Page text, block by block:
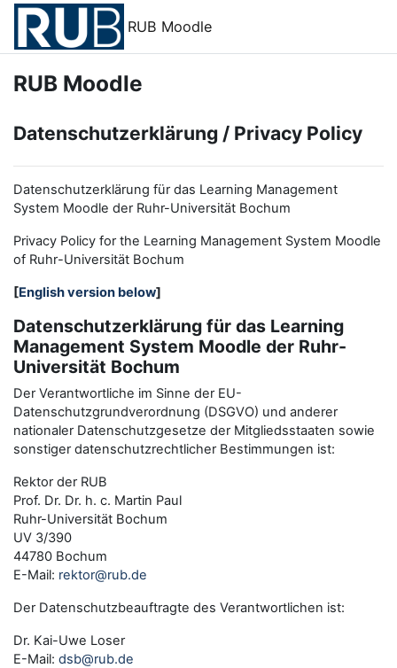
Zum Hauptinhalt
RUB Moodle
RUB Moodle
Datenschutzerklärung / Privacy Policy
Datenschutzerklärung für das Learning Management
System Moodle der Ruhr-Universität Bochum
Privacy Policy for the Learning Management System Moodle
of Ruhr-Universität Bochum
[English version below]
Datenschutzerklärung für das Learning
Management System Moodle der Ruhr-
Universität Bochum
Der Verantwortliche im Sinne der EU-
Datenschutzgrundverordnung (DSGVO) und anderer
nationaler Datenschutzgesetze der Mitgliedsstaaten sowie
sonstiger datenschutzrechtlicher Bestimmungen ist:
Rektor der RUB
Prof. Dr. Dr. h. c. Martin Paul
Ruhr-Universität Bochum
UV 3/390
44780 Bochum
E-Mail: rektor@rub.de
Der Datenschutzbeauftragte des Verantwortlichen ist:
Dr. Kai-Uwe Loser
E-Mail: dsb@rub.de